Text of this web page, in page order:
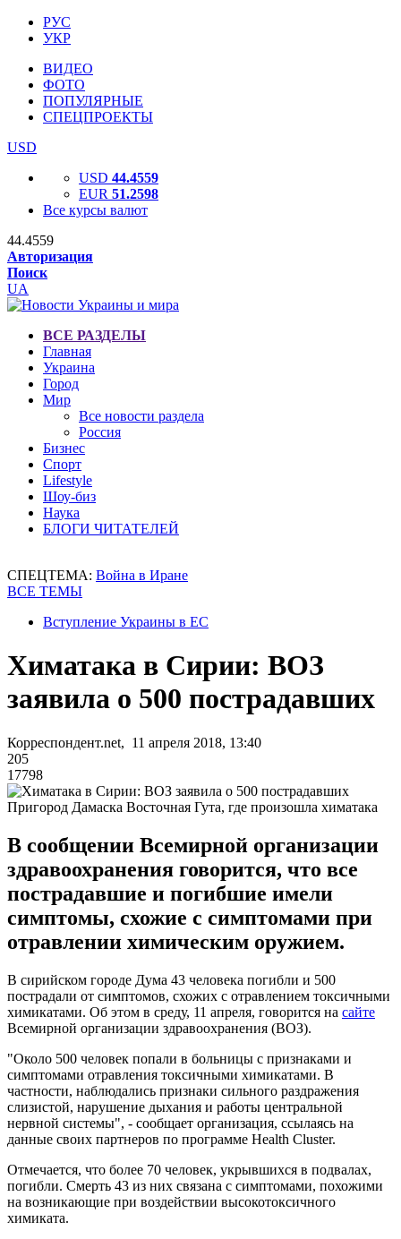
РУС
УКР
ВИДЕО
ФОТО
ПОПУЛЯРНЫЕ
СПЕЦПРОЕКТЫ
USD
USD 44.4559
EUR 51.2598
Все курсы валют
44.4559
Авторизация
Поиск
UA
ВСЕ РАЗДЕЛЫ
Главная
Украина
Город
Мир
Все новости раздела
Россия
Бизнес
Спорт
Lifestyle
Шоу-биз
Наука
БЛОГИ ЧИТАТЕЛЕЙ
СПЕЦТЕМА: Война в Иране
ВСЕ ТЕМЫ
Вступление Украины в ЕС
Химатака в Сирии: ВОЗ
заявила о 500 пострадавших
Корреспондент.net, 11 апреля 2018, 13:40
205
17798
Пригород Дамаска Восточная Гута, где произошла химатака
В сообщении Всемирной организации
здравоохранения говорится, что все
пострадавшие и погибшие имели
симптомы, схожие с симптомами при
отравлении химическим оружием.
В сирийском городе Дума 43 человека погибли и 500
пострадали от симптомов, схожих с отравлением токсичными
химикатами. Об этом в среду, 11 апреля, говорится на сайте
Всемирной организации здравоохранения (ВОЗ).
"Около 500 человек попали в больницы с признаками и
симптомами отравления токсичными химикатами. В
частности, наблюдались признаки сильного раздражения
слизистой, нарушение дыхания и работы центральной
нервной системы", - сообщает организация, ссылаясь на
данные своих партнеров по программе Health Cluster.
Отмечается, что более 70 человек, укрывшихся в подвалах,
погибли. Смерть 43 из них связана с симптомами, похожими
на возникающие при воздействии высокотоксичного
химиката.